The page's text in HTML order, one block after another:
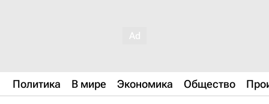
Политика В мире Экономика Общество